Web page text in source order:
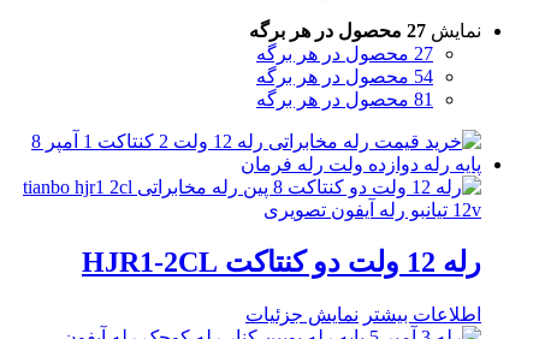
نمایش 27 محصول در هر برگه
27 محصول در هر برگه
54 محصول در هر برگه
81 محصول در هر برگه
رله 12 ولت دو کنتاکت HJR1-2CL
اطلاعات بیشتر نمایش جزئیات